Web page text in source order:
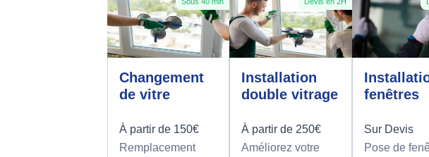
Changement
de vitre
À partir de 150€
Remplacement
Installation
double vitrage
À partir de 250€
Améliorez votre
fenêtres
Sur Devis
Pose de